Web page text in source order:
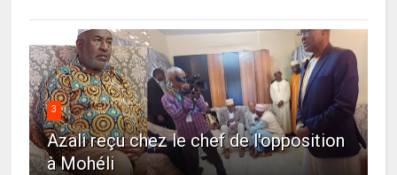
3
Azali reçu chez le chef de l'opposition
à Mohéli